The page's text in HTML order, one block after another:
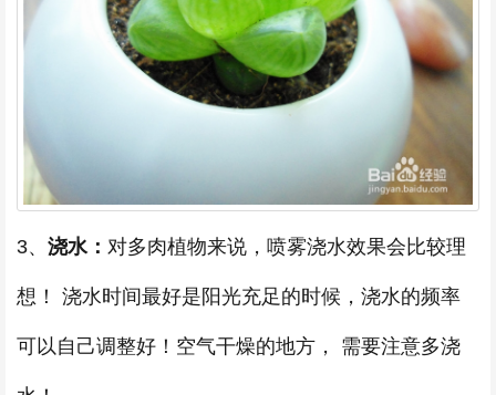
3、 浇水： 对多肉植物来说，喷雾浇水效果会比较理
想！ 浇水时间最好是阳光充足的时候，浇水的频率
可以自己调整好！空气干燥的地方， 需要注意多浇